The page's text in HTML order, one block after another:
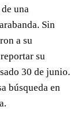
una
Sin
a su
su
30 de junio.
búsqueda en